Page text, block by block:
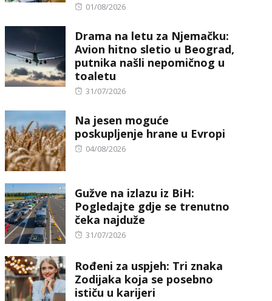
Posted
01/08/2026
Drama na letu za Njemačku:
Avion hitno sletio u Beograd,
putnika našli nepomičnog u
toaletu
Posted
31/07/2026
Na jesen moguće
poskupljenje hrane u Evropi
Posted
04/08/2026
Gužve na izlazu iz BiH:
Pogledajte gdje se trenutno
čeka najduže
Posted
31/07/2026
Rođeni za uspjeh: Tri znaka
Zodijaka koja se posebno
ističu u karijeri